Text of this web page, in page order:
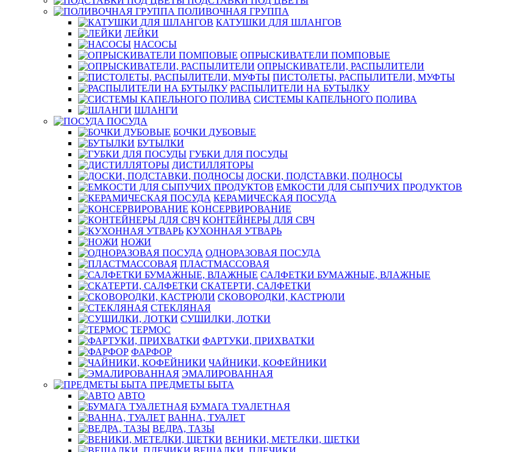
ПОЛИВОЧНАЯ ГРУППА
КАТУШКИ ДЛЯ ШЛАНГОВ
ЛЕЙКИ
НАСОСЫ
ОПРЫСКИВАТЕЛИ ПОМПОВЫЕ
ОПРЫСКИВАТЕЛИ, РАСПЫЛИТЕЛИ
ПИСТОЛЕТЫ, РАСПЫЛИТЕЛИ, МУФТЫ
РАСПЫЛИТЕЛИ НА БУТЫЛКУ
СИСТЕМЫ КАПЕЛЬНОГО ПОЛИВА
ШЛАНГИ
ПОСУДА
БОЧКИ ДУБОВЫЕ
БУТЫЛКИ
ГУБКИ ДЛЯ ПОСУДЫ
ДИСТИЛЛЯТОРЫ
ДОСКИ, ПОДСТАВКИ, ПОДНОСЫ
ЕМКОСТИ ДЛЯ СЫПУЧИХ ПРОДУКТОВ
КЕРАМИЧЕСКАЯ ПОСУДА
КОНСЕРВИРОВАНИЕ
КОНТЕЙНЕРЫ ДЛЯ СВЧ
КУХОННАЯ УТВАРЬ
НОЖИ
ОДНОРАЗОВАЯ ПОСУДА
ПЛАСТМАССОВАЯ
САЛФЕТКИ БУМАЖНЫЕ, ВЛАЖНЫЕ
СКАТЕРТИ, САЛФЕТКИ
СКОВОРОДКИ, КАСТРЮЛИ
СТЕКЛЯНАЯ
СУШИЛКИ, ЛОТКИ
ТЕРМОС
ФАРТУКИ, ПРИХВАТКИ
ФАРФОР
ЧАЙНИКИ, КОФЕЙНИКИ
ЭМАЛИРОВАННАЯ
ПРЕДМЕТЫ БЫТА
АВТО
БУМАГА ТУАЛЕТНАЯ
ВАННА, ТУАЛЕТ
ВЕДРА, ТАЗЫ
ВЕНИКИ, МЕТЕЛКИ, ЩЕТКИ